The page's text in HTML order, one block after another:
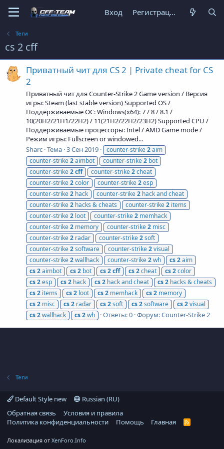
Вход Регистрация
Теги
cs 2 cff
Приватный чит для CS 2 | Private cheat for CS
2
Приватный чит для Counter-Strike 2 Game version / Версия
игры: Steam (last stable version) Supported OS /
Поддерживаемые ОС: Windows(x64): 7 / 8 / 8.1 /
10(20H2/21H1/22H2) / 11(21H2/22H2/23H2) Supported CPU /
Поддерживаемые процессоры: Intel / AMD Game mode /
Режим игры: Fullscreen or windowed...
Sharc Тема 3 Сен 2019 counter-strike2aim
counter-strike2aimbot counter-strike2 bot
counter-strike2cff counter-strike2cheat
counter-strike2color counter-strike2esp
counter-strike2 hack counter-strike2 hack and cheat
counter-strike2 hacks & cheats counter-strike2 items
counter-strike2 loot counter-strike2 memhack
counter-strike2 memory counter-strike2 misc
counter-strike2 radar counter-strike2soft
counter-strike2software counter-strike2visual
counter-strike2wallhack counter-strike2wh cs2aim
cs2aimbot cs2 bot cs2cff cs2cheat cs2color
cs2esp cs2 hack cs2 hack and cheat cs2 hacks & cheats
cs2 items cs2 loot cs2 memhack cs2 memory
cs2 misc cs2 radar cs2soft cs2software cs2visual
cs2wallhack cs2wh Ответы: 0 Форум:Counter-Strike 2
Теги
Default Style new
Russian (RU)
Обратная связь
Условия и правила
Политика конфиденциальности
Помощь Главная
R
Локализация от XenForo.Info